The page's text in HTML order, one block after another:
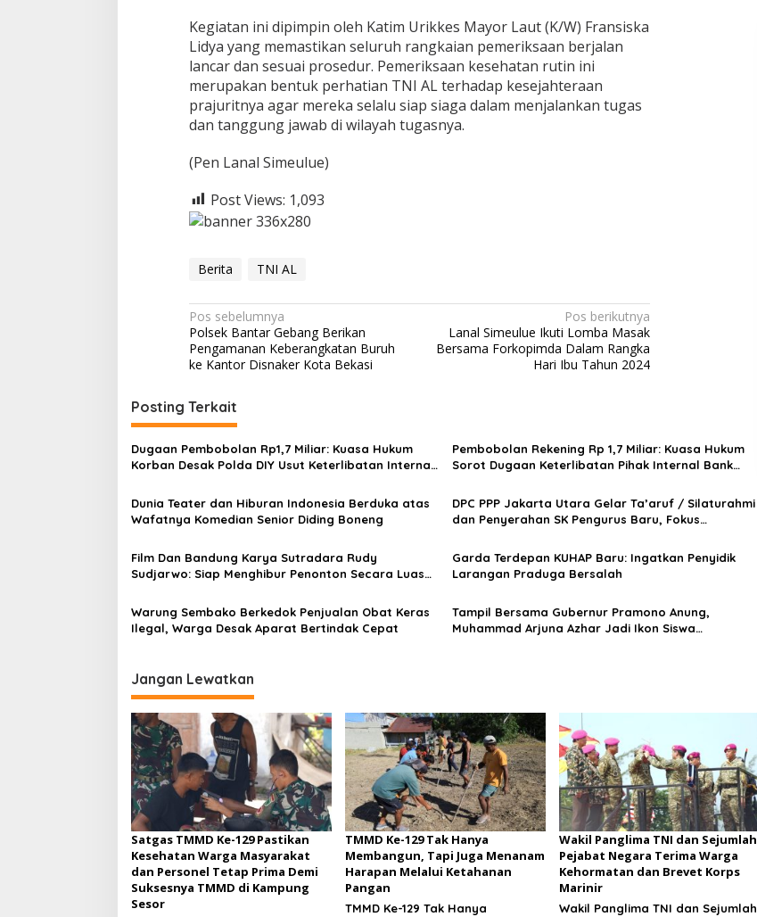
Kegiatan ini dipimpin oleh Katim Urikkes Mayor Laut (K/W) Fransiska
Lidya yang memastikan seluruh rangkaian pemeriksaan berjalan
lancar dan sesuai prosedur. Pemeriksaan kesehatan rutin ini
merupakan bentuk perhatian TNI AL terhadap kesejahteraan
prajuritnya agar mereka selalu siap siaga dalam menjalankan tugas
dan tanggung jawab di wilayah tugasnya.
(Pen Lanal Simeulue)
Post Views: 1,093
Berita TNI AL
N
a
v
i
g
a
s
i
p
s
Pos sebelumnya
Polsek Bantar Gebang Berikan
Pengamanan Keberangkatan Buruh
ke Kantor Disnaker Kota Bekasi
Pos berikutnya
Lanal Simeulue Ikuti Lomba Masak
Bersama Forkopimda Dalam Rangka
Hari Ibu Tahun 2024
Posting Terkait
Dugaan Pembobolan Rp1,7 Miliar: Kuasa Hukum
Korban Desak Polda DIY Usut Keterlibatan Internal
Pembobolan Rekening Rp 1,7 Miliar: Kuasa Hukum
Sorot Dugaan Keterlibatan Pihak Internal Bank
Dunia Teater dan Hiburan Indonesia Berduka atas
Wafatnya Komedian Senior Diding Boneng
DPC PPP Jakarta Utara Gelar Ta’aruf / Silaturahmi
dan Penyerahan SK Pengurus Baru, Fokus
Film Dan Bandung Karya Sutradara Rudy
Sudjarwo: Siap Menghibur Penonton Secara Luas
Garda Terdepan KUHAP Baru: Ingatkan Penyidik
Larangan Praduga Bersalah
Warung Sembako Berkedok Penjualan Obat Keras
Ilegal, Warga Desak Aparat Bertindak Cepat
Tampil Bersama Gubernur Pramono Anung,
Muhammad Arjuna Azhar Jadi Ikon Siswa
Jangan Lewatkan
Satgas TMMD Ke-129 Pastikan
Kesehatan Warga Masyarakat
dan Personel Tetap Prima Demi
Suksesnya TMMD di Kampung
Sesor
TMMD Ke-129 Tak Hanya
Membangun, Tapi Juga Menanam
Harapan Melalui Ketahanan
Pangan
TMMD Ke-129 Tak Hanya
Wakil Panglima TNI dan Sejumlah
Pejabat Negara Terima Warga
Kehormatan dan Brevet Korps
Marinir
Wakil Panglima TNI dan Sejumlah